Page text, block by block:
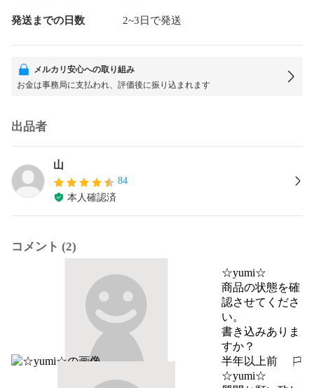
発送までの日数 2~3日で発送
メルカリ安心への取り組み
お金は事務局に支払われ、評価後に振り込まれます
出品者
山
84
本人確認済
コメント (2)
☆yumi☆
商品の状態を確
認させてくださ
い。
書き込みありま
すか？
半年以上前
報告する
☆yumi☆